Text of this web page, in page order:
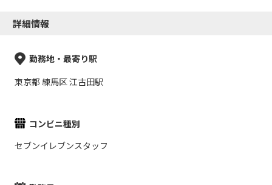
詳細情報
勤務地・最寄り駅
東京都 練馬区 江古田駅
コンビニ種別
セブンイレブンスタッフ